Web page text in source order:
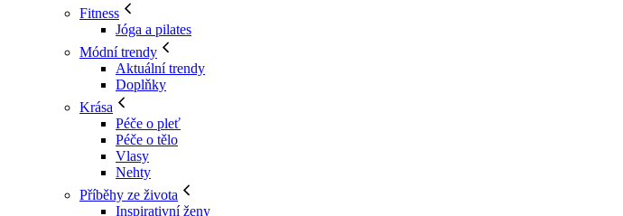
Fitness
Jóga a pilates
Módní trendy
Aktuální trendy
Doplňky
Krása
Péče o pleť
Péče o tělo
Vlasy
Nehty
Příběhy ze života
Inspirativní ženy